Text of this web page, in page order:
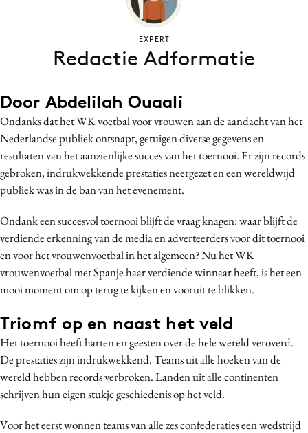
Craft
Customer Experience
Data & Insights
Design
Digital transformation
Diversiteit
Effectiviteit
Gedragsverandering
Influencer marketing
Interne communicatie
Media
Merkstrategie
PR
Programmatic
Purpose Marketing
Reputatie & crisis
Door Abdelilah Ouaali
Ondanks dat het WK voetbal voor vrouwen aan de aandacht van het
Nederlandse publiek ontsnapt, getuigen diverse gegevens en
resultaten van het aanzienlijke succes van het toernooi. Er zijn records
gebroken, indrukwekkende prestaties neergezet en een wereldwijd
publiek was in de ban van het evenement.
Ondank een succesvol toernooi blijft de vraag knagen: waar blijft de
verdiende erkenning van de media en adverteerders voor dit toernooi
en voor het vrouwenvoetbal in het algemeen? Nu het WK
vrouwenvoetbal met Spanje haar verdiende winnaar heeft, is het een
mooi moment om op terug te kijken en vooruit te blikken.
Triomf op en naast het veld
Het toernooi heeft harten en geesten over de hele wereld veroverd.
De prestaties zijn indrukwekkend. Teams uit alle hoeken van de
wereld hebben records verbroken. Landen uit alle continenten
schrijven hun eigen stukje geschiedenis op het veld.
Voor het eerst wonnen teams van alle zes confederaties een wedstrijd
EXPERT
Redactie Adformatie